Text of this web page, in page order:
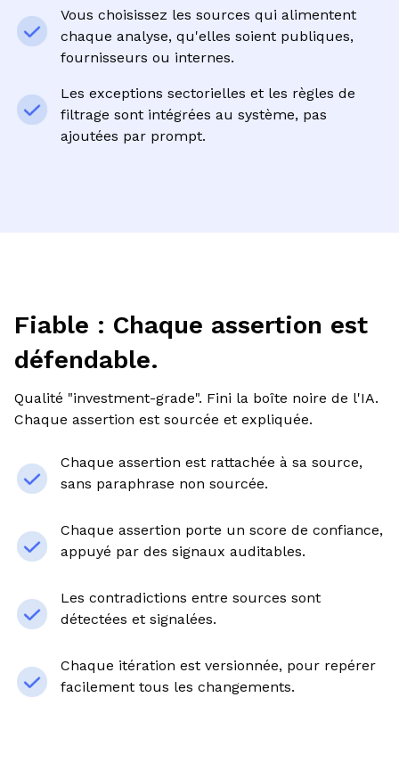
Vous choisissez les sources qui alimentent
chaque analyse, qu'elles soient publiques,
fournisseurs ou internes.
Les exceptions sectorielles et les règles de
filtrage sont intégrées au système, pas
ajoutées par prompt.
Fiable : Chaque assertion est
défendable.
Qualité "investment-grade". Fini la boîte noire de l'IA.
Chaque assertion est sourcée et expliquée.
Chaque assertion est rattachée à sa source,
sans paraphrase non sourcée.
Chaque assertion porte un score de confiance,
appuyé par des signaux auditables.
Les contradictions entre sources sont
détectées et signalées.
Chaque itération est versionnée, pour repérer
facilement tous les changements.